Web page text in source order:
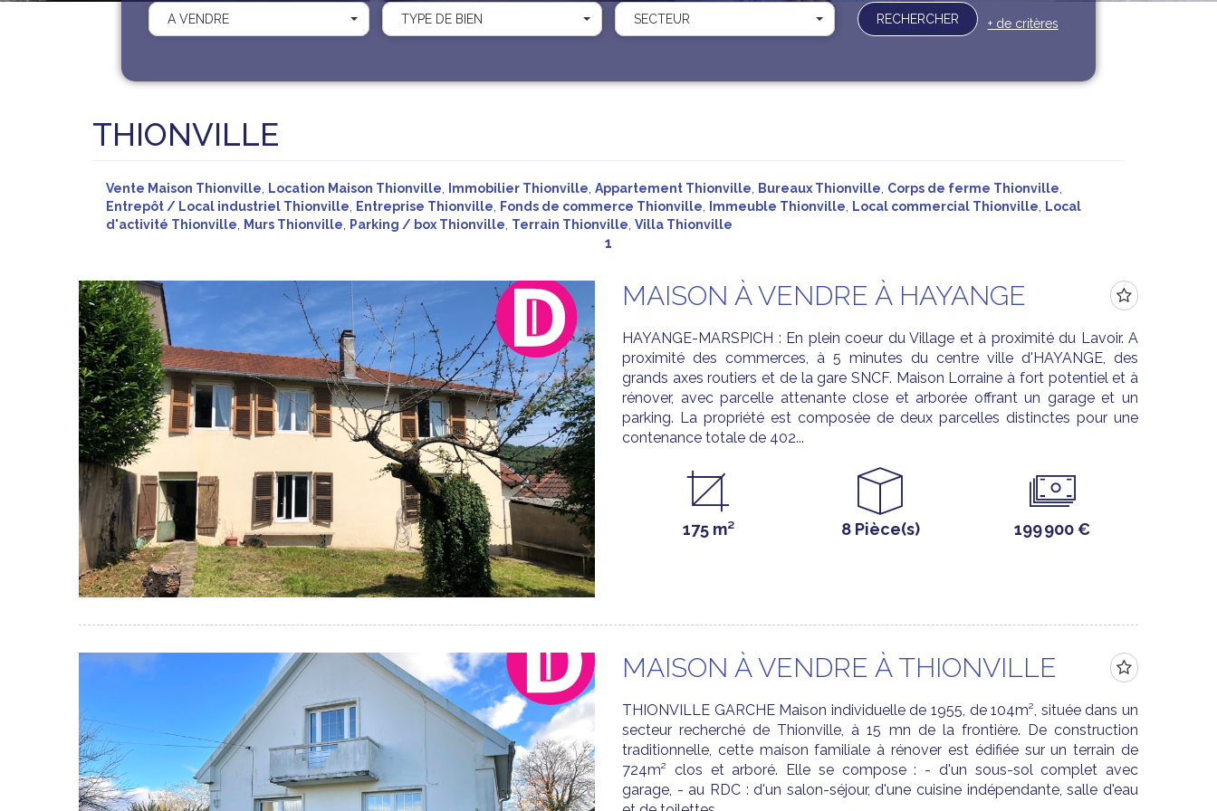
A VENDRE TYPE DE BIEN SECTEUR RECHERCHER + de critères
THIONVILLE
Vente Maison Thionville Location Maison Thionville Immobilier Thionville Appartement Thionville Bureaux Thionville Corps de ferme Thionville
Entrepôt / Local industriel Thionville
Entreprise Thionville Fonds de commerce Thionville Immeuble Thionville Local commercial Thionville
Local
d'activité Thionville
Murs Thionville Parking / box Thionville Terrain Thionville Villa Thionville
1
MAISON À VENDRE À HAYANGE
HAYANGE-MARSPICH : En plein coeur du Village et à proximité du Lavoir. A
proximité des commerces, à 5 minutes du centre ville d'HAYANGE, des
grands axes routiers et de la gare SNCF. Maison Lorraine à fort potentiel et à
rénover, avec parcelle attenante close et arborée offrant un garage et un
parking. La propriété est composée de deux parcelles distinctes pour une
contenance totale de 402...
175 m² 8 Pièce(s) 199 900 €
MAISON À VENDRE À THIONVILLE
THIONVILLE GARCHE Maison individuelle de 1955, de 104m², située dans un
secteur recherché de Thionville, à 15 mn de la frontière. De construction
traditionnelle, cette maison familiale à rénover est édifiée sur un terrain de
724m² clos et arboré. Elle se compose : - d'un sous-sol complet avec
garage, - au RDC : d'un salon-séjour, d'une cuisine indépendante, salle d'eau